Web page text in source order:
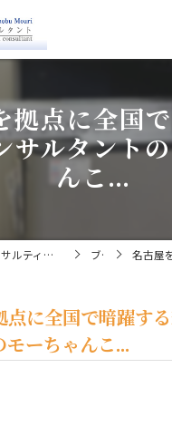
拠点に全国
サルタント
んこ...
名古屋のコンサルティングなら経営コンサルタント毛利京申 ブログ 名古屋を拠点に全
点に全国で暗躍す
モーちゃんこ...